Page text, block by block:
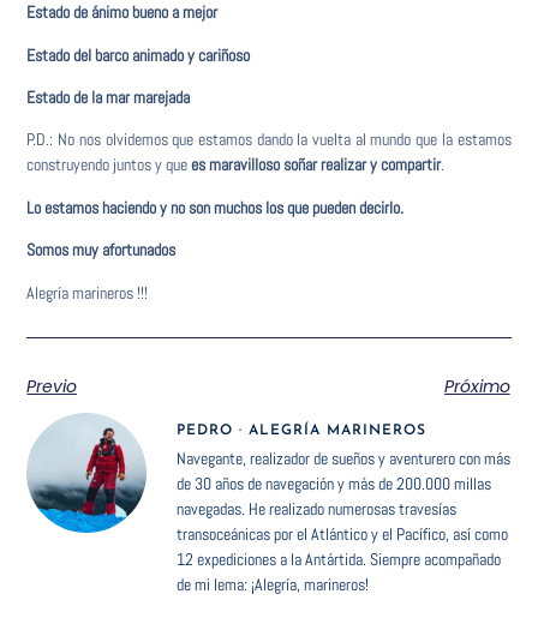
Estado de ánimo bueno a mejor
Estado del barco animado y cariñoso
Estado de la mar marejada
P.D.: No nos olvidemos que estamos dando la vuelta al mundo que la estamos
construyendo juntos y quees maravilloso soñar realizar y compartir.
Lo estamos haciendo y no son muchos los que pueden decirlo.
Somos muy afortunados
Alegría marineros !!!
Previo Próximo
PEDRO · ALEGRÍA MARINEROS
Navegante, realizador de sueños y aventurero con más
de 30 años de navegación y más de 200.000 millas
navegadas. He realizado numerosas travesías
transoceánicas por el Atlántico y el Pacífico, así como
12 expediciones a la Antártida. Siempre acompañado
de mi lema: ¡Alegría, marineros!